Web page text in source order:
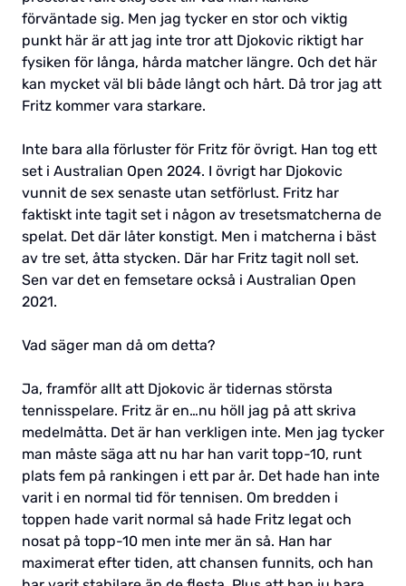
förväntade sig. Men jag tycker en stor och viktig
punkt här är att jag inte tror att Djokovic riktigt har
fysiken för långa, hårda matcher längre. Och det här
kan mycket väl bli både långt och hårt. Då tror jag att
Fritz kommer vara starkare.
Inte bara alla förluster för Fritz för övrigt. Han tog ett
set i Australian Open 2024. I övrigt har Djokovic
vunnit de sex senaste utan setförlust. Fritz har
faktiskt inte tagit set i någon av tresetsmatcherna de
spelat. Det där låter konstigt. Men i matcherna i bäst
av tre set, åtta stycken. Där har Fritz tagit noll set.
Sen var det en femsetare också i Australian Open
2021.
Vad säger man då om detta?
Ja, framför allt att Djokovic är tidernas största
tennisspelare. Fritz är en…nu höll jag på att skriva
medelmåtta. Det är han verkligen inte. Men jag tycker
man måste säga att nu har han varit topp-10, runt
plats fem på rankingen i ett par år. Det hade han inte
varit i en normal tid för tennisen. Om bredden i
toppen hade varit normal så hade Fritz legat och
nosat på topp-10 men inte mer än så. Han har
maximerat efter tiden, att chansen funnits, och han